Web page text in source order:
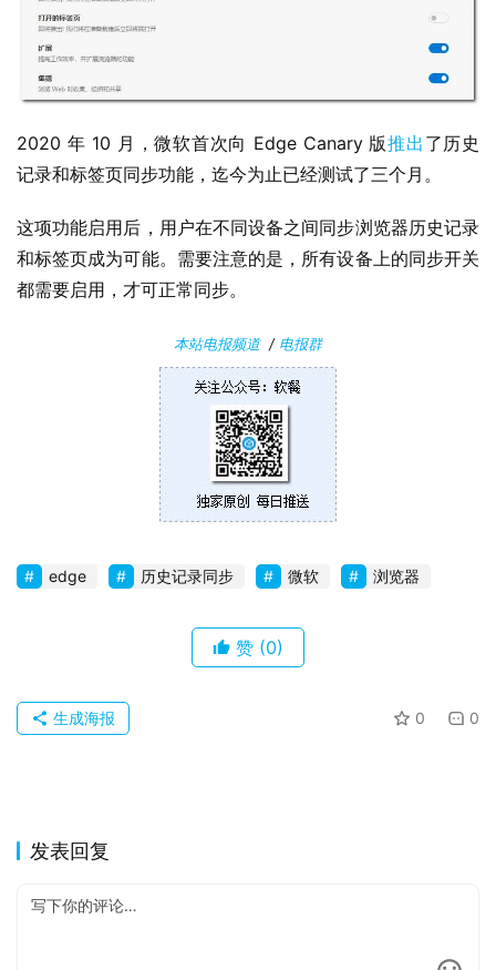
软
件
安
卓
苹
果
2020 年 10 月，微软首次向 Edge Canary 版推出 了历史
记录和标签页同步功能，迄今为止已经测试了三个月。
这项功能启用后，用户在不同设备之间同步浏览器历史记录
和标签页成为可能。需要注意的是，所有设备上的同步开关
都需要启用，才可正常同步。
本站电报频道/ 电报群
edge 历史记录同步 微软 浏览器
赞 (0)
0 0
生成海报
发表回复